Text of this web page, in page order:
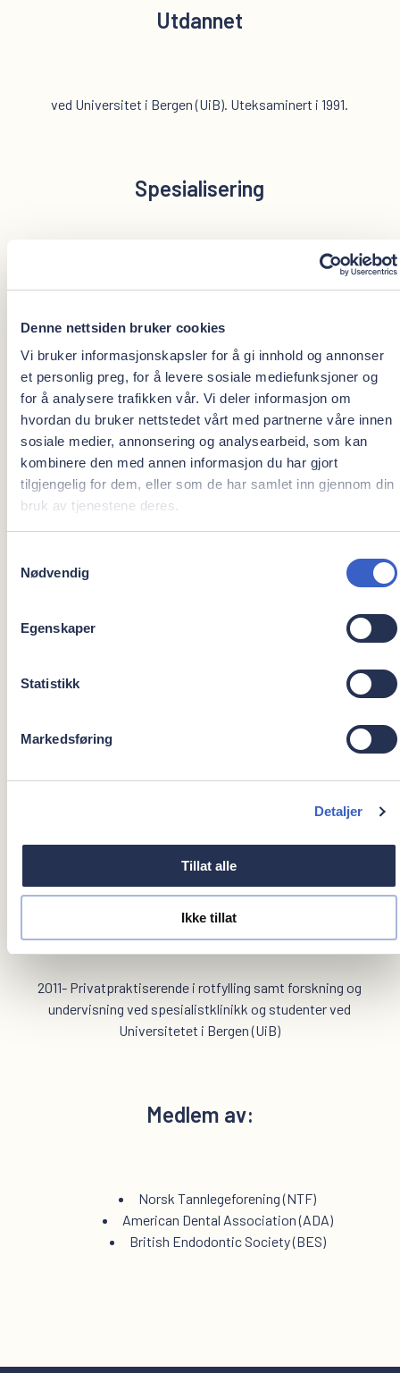
Denne nettsiden bruker cookies
Vi bruker informasjonskapsler for å gi innhold og annonser
et personlig preg, for å levere sosiale mediefunksjoner og
for å analysere trafikken vår. Vi deler informasjon om
hvordan du bruker nettstedet vårt med partnerne våre innen
sosiale medier, annonsering og analysearbeid, som kan
kombinere den med annen informasjon du har gjort
tilgjengelig for dem, eller som de har samlet inn gjennom din
bruk av tjenestene deres.
Nødvendig
Egenskaper
Statistikk
Markedsføring
Detaljer
Tillat alle
Ikke tillat
Utdannet
ved Universitet i Bergen (UiB). Uteksaminert i 1991.
Spesialisering
i endodonti ved Universitetet i Bergen (UiB). Uteksaminert i
2009.
Doktorgrad i traumalogi 2011.
Det beste med jobben er
2005-2009: Doktorgrad, samt undervisning ved
2008: Spesialiststudie i rotfylling ved Universitetet i Bergen
(UiB)
2011- Privatpraktiserende i rotfylling samt forskning og
undervisning ved spesialistklinikk og studenter ved
Universitetet i Bergen (UiB)
Medlem av:
Norsk Tannlegeforening (NTF)
American Dental Association (ADA)
British Endodontic Society (BES)